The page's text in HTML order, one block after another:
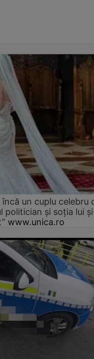
un cuplu celebru
politician și soția lui
www.unica.ro